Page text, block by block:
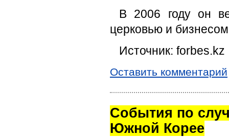
В 2006 году он
церковью и
Источник: forbes.kz
Оставить комментарий
Cобытия по
Южной Корее